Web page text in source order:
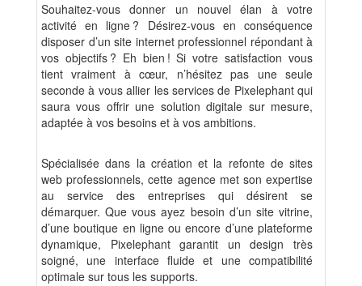
Souhaitez-vous donner un nouvel élan à votre
activité en ligne ? Désirez-vous en conséquence
disposer d’un site internet professionnel répondant à
vos objectifs ? Eh bien ! Si votre satisfaction vous
tient vraiment à cœur, n’hésitez pas une seule
seconde à vous allier les services de Pixelephant qui
saura vous offrir une solution digitale sur mesure,
adaptée à vos besoins et à vos ambitions.
Spécialisée dans la création et la refonte de sites
web professionnels, cette agence met son expertise
au service des entreprises qui désirent se
démarquer. Que vous ayez besoin d’un site vitrine,
d’une boutique en ligne ou encore d’une plateforme
dynamique, Pixelephant garantit un design très
soigné, une interface fluide et une compatibilité
optimale sur tous les supports.